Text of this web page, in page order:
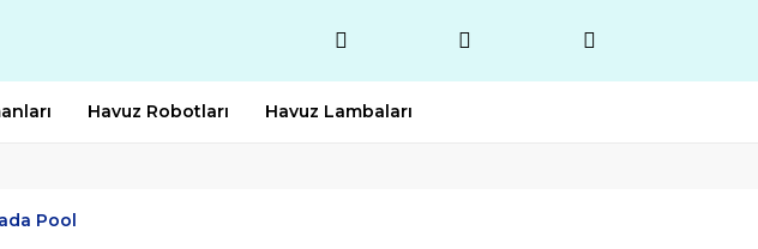
Havuz Robotları Havuz Lambaları
Pool